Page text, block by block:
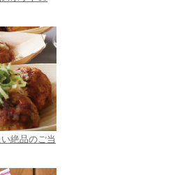
絶品のご当